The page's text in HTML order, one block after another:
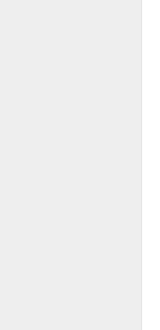
entre
mesmo
provém
da tília
Lindau
pelo